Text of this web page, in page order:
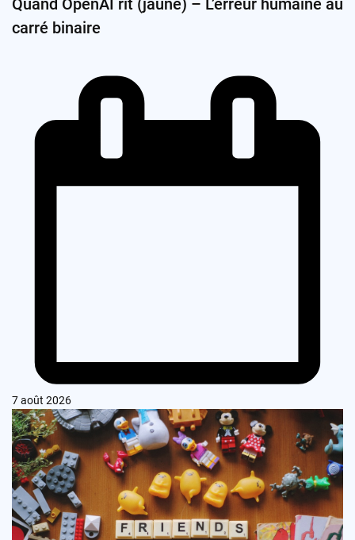
Quand OpenAI rit (jaune) – L’erreur humaine au
carré binaire
7 août 2026